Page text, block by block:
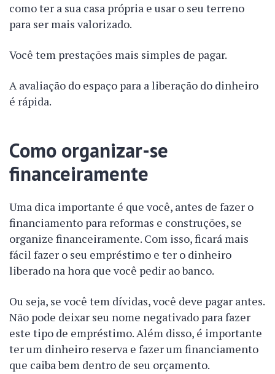
como ter a sua casa própria e usar o seu terreno
para ser mais valorizado.
Você tem prestações mais simples de pagar.
A avaliação do espaço para a liberação do dinheiro
é rápida.
Como organizar-se
financeiramente
Uma dica importante é que você, antes de fazer o
financiamento para reformas e construções, se
organize financeiramente. Com isso, ficará mais
fácil fazer o seu empréstimo e ter o dinheiro
liberado na hora que você pedir ao banco.
Ou seja, se você tem dívidas, você deve pagar antes.
Não pode deixar seu nome negativado para fazer
este tipo de empréstimo. Além disso, é importante
ter um dinheiro reserva e fazer um financiamento
que caiba bem dentro de seu orçamento.